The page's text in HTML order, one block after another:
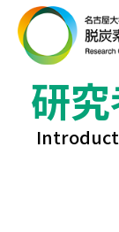
研